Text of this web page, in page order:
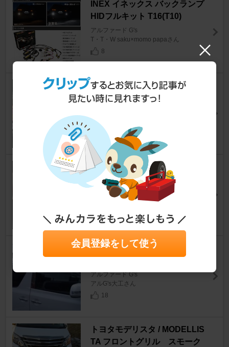
INEX イネックス バックランプ
HIDフルキット T16(T10)
アルファード G's
T・T・W saku×momo papaさん
8
COMTEC ZEROシリーズ ZER
O 83V
たかぼー7さん
15
トヨタ(純正) 30セルシオ純正キ
ャリパー
アルファード G's
くーティンコッジさん
4
ヤフオク メッキピラーパネル
アルファード G's
アルG's大工さん
18
トヨタモデリスタ / MODELLIS
TA フロントグリル スモーク
会員登録をして使う